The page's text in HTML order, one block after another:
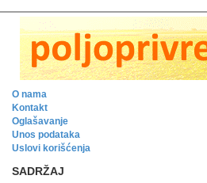
O nama
Kontakt
Oglašavanje
Unos podataka
Uslovi korišćenja
SADRŽAJ